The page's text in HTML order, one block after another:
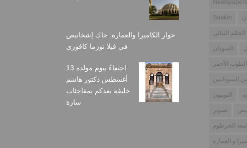
حوار الكاميرا والعمارة: جاك إشخانيص
في فيلا نورما كافوري
احتفاءً بيوم مولده 13
أغسطس دكتور هاشم
خليفة يعدكم بمفاجئات
سارة
Newspapers
Suakin
الحكم الثنائي
السودان
الطوب الأحمر
السودانيين
النوبيون
تصوير
الخرطوم
و العمارة